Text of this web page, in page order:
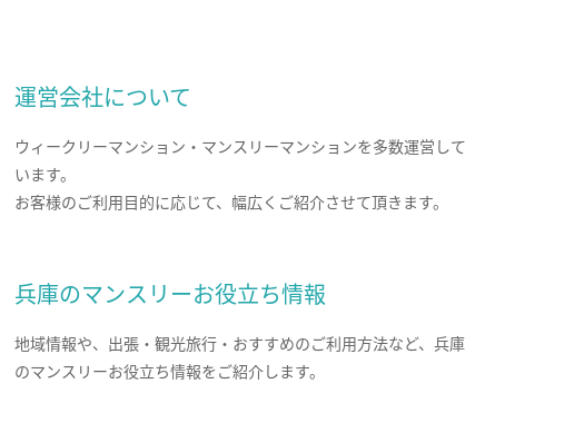
運営会社について
ウィークリーマンション・マンスリーマンションを多数運営して
います。
お客様のご利用目的に応じて、幅広くご紹介させて頂きます。
兵庫のマンスリーお役立ち情報
地域情報や、出張・観光旅行・おすすめのご利用方法など、兵庫
のマンスリーお役立ち情報をご紹介します。